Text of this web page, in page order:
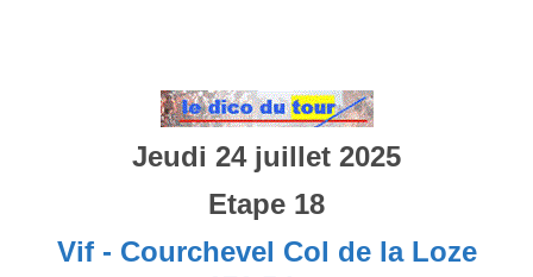
Jeudi 24 juillet 2025
Etape 18
Vif - Courchevel Col de la Loze